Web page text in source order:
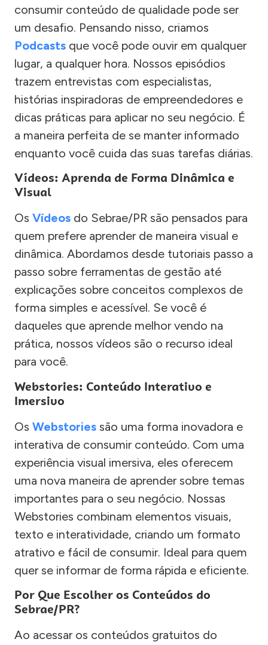
consumir conteúdo de qualidade pode ser
um desafio. Pensando nisso, criamos
Podcasts que você pode ouvir em qualquer
lugar, a qualquer hora. Nossos episódios
trazem entrevistas com especialistas,
histórias inspiradoras de empreendedores e
dicas práticas para aplicar no seu negócio. É
a maneira perfeita de se manter informado
enquanto você cuida das suas tarefas diárias.
Vídeos: Aprenda de Forma Dinâmica e
Visual
Os Vídeos do Sebrae/PR são pensados para
quem prefere aprender de maneira visual e
dinâmica. Abordamos desde tutoriais passo a
passo sobre ferramentas de gestão até
explicações sobre conceitos complexos de
forma simples e acessível. Se você é
daqueles que aprende melhor vendo na
prática, nossos vídeos são o recurso ideal
para você.
Webstories: Conteúdo Interativo e
Imersivo
Os Webstories são uma forma inovadora e
interativa de consumir conteúdo. Com uma
experiência visual imersiva, eles oferecem
uma nova maneira de aprender sobre temas
importantes para o seu negócio. Nossas
Webstories combinam elementos visuais,
texto e interatividade, criando um formato
atrativo e fácil de consumir. Ideal para quem
quer se informar de forma rápida e eficiente.
Por Que Escolher os Conteúdos do
Sebrae/PR?
Ao acessar os conteúdos gratuitos do